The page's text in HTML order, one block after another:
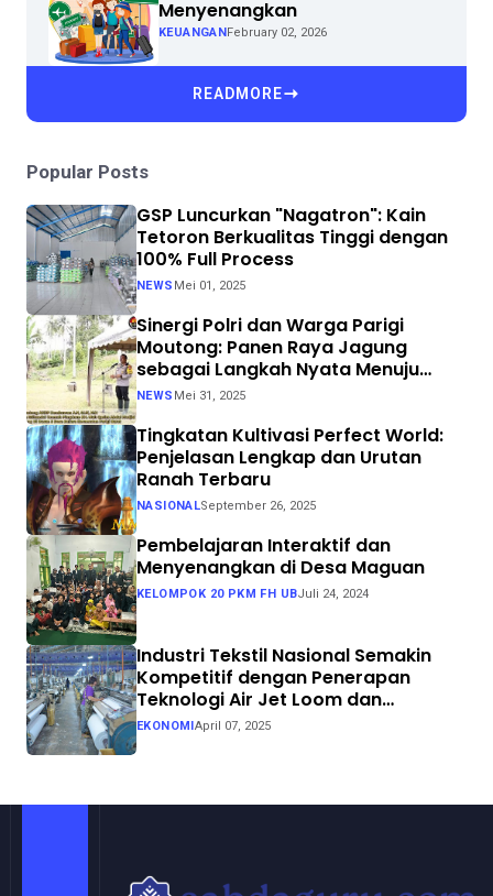
Menyenangkan
KEUANGAN February 02, 2026
READMORE
Popular Posts
GSP Luncurkan "Nagatron": Kain
Tetoron Berkualitas Tinggi dengan
100% Full Process
NEWS Mei 01, 2025
Sinergi Polri dan Warga Parigi
Moutong: Panen Raya Jagung
sebagai Langkah Nyata Menuju
Swasembada Pangan
NEWS Mei 31, 2025
Tingkatan Kultivasi Perfect World:
Penjelasan Lengkap dan Urutan
Ranah Terbaru
NASIONALSeptember 26, 2025
Pembelajaran Interaktif dan
Menyenangkan di Desa Maguan
KELOMPOK 20 PKM FH UBJuli 24, 2024
Industri Tekstil Nasional Semakin
Kompetitif dengan Penerapan
Teknologi Air Jet Loom dan
Continuous Dyeing di CV. Garuda
Solo Perkasa
EKONOMI April 07, 2025